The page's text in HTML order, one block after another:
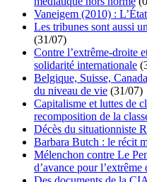
Vaneigem (2010) :
Les tribunes sont aussi
(31/07)
Contre l’extrême-droite
solidarité internationale
Belgique, Suisse,
du niveau de vie (31/07)
Capitalisme et luttes de
recomposition de la
Décès du situationniste
Barbara Butch : le récit
Mélenchon contre Le
d’avance pour l’extrême